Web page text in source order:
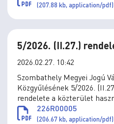
(207.88 kb, application/pdf)
5/2026. (II.27.)
2026.02.27. 10:42
Szombathely Megyei Jogú
Közgyűlésének 5/2026.
rendelete a közterület
szóló 2/2011. (I.31.)
módosításáról
226R00005
(206.67 kb, application/pdf)